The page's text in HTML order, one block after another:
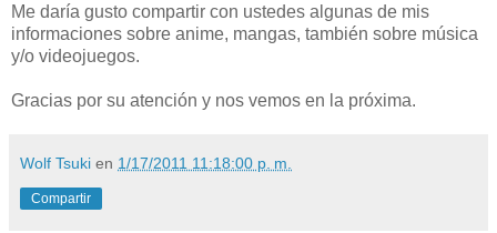
Me daría gusto compartir con ustedes algunas de mis
informaciones sobre anime, mangas, también sobre música
y/o videojuegos.
Gracias por su atención y nos vemos en la próxima.
Wolf Tsuki en 1/17/2011 11:18:00 p. m.
Compartir